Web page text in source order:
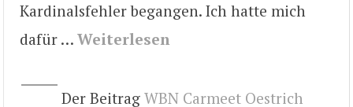
Kardinalsfehler begangen. Ich hatte mich
dafür … Weiterlesen
Der Beitrag WBN Carmeet Oestrich